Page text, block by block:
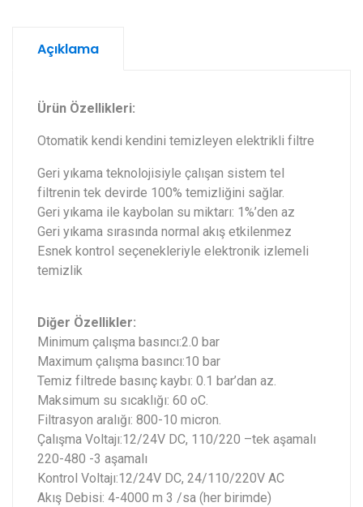
Açıklama
Ürün Özellikleri:
Otomatik kendi kendini temizleyen elektrikli filtre
Geri yıkama teknolojisiyle çalışan sistem tel
filtrenin tek devirde 100% temizliğini sağlar.
Geri yıkama ile kaybolan su miktarı: 1%’den az
Geri yıkama sırasında normal akış etkilenmez
Esnek kontrol seçenekleriyle elektronik izlemeli
temizlik
Diğer Özellikler:
Minimum çalışma basıncı:2.0 bar
Maximum çalışma basıncı:10 bar
Temiz filtrede basınç kaybı: 0.1 bar’dan az.
Maksimum su sıcaklığı: 60 oC.
Filtrasyon aralığı: 800-10 micron.
Çalışma Voltajı:12/24V DC, 110/220 –tek aşamalı
220-480 -3 aşamalı
Kontrol Voltajı:12/24V DC, 24/110/220V AC
Akış Debisi: 4-4000 m 3 /sa (her birimde)